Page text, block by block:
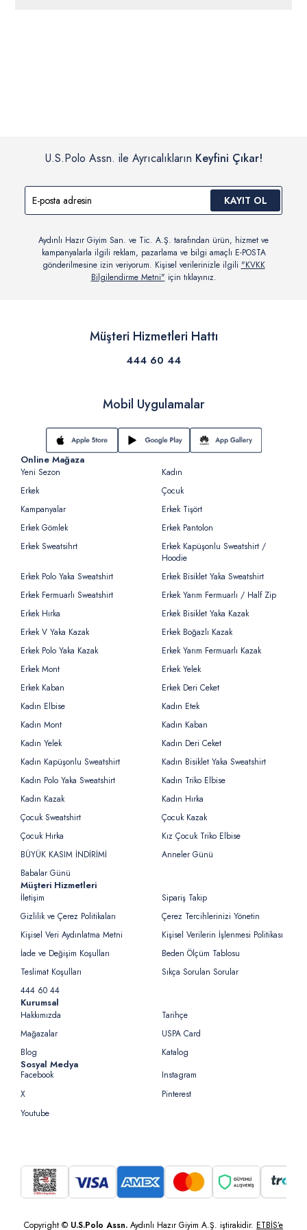
U.S.Polo Assn. ile Ayrıcalıkların Keyfini Çıkar!
KAYIT OL
Aydınlı Hazır Giyim San. ve Tic. A.Ş. tarafından ürün, hizmet ve
kampanyalarla ilgili reklam, pazarlama ve bilgi amaçlı E-POSTA
gönderilmesine izin veriyorum. Kişisel verilerinizle ilgili "KVKK
Bilgilendirme Metni" için tıklayınız.
Müşteri Hizmetleri Hattı
444 60 44
Mobil Uygulamalar
Online Mağaza
Yeni Sezon
Kadın
Erkek
Çocuk
Kampanyalar
Erkek Tişört
Erkek Gömlek
Erkek Pantolon
Erkek Sweatsihrt
Erkek Kapüşonlu Sweatshirt /
Hoodie
Erkek Polo Yaka Sweatshirt
Erkek Bisiklet Yaka Sweatshirt
Erkek Fermuarlı Sweatshirt
Erkek Yarım Fermuarlı / Half Zip
Erkek Hırka
Erkek Bisiklet Yaka Kazak
Erkek V Yaka Kazak
Erkek Boğazlı Kazak
Erkek Polo Yaka Kazak
Erkek Yarım Fermuarlı Kazak
Erkek Mont
Erkek Yelek
Erkek Kaban
Erkek Deri Ceket
Kadın Elbise
Kadın Etek
Kadın Mont
Kadın Kaban
Kadın Yelek
Kadın Deri Ceket
Kadın Kapüşonlu Sweatshirt
Kadın Bisiklet Yaka Sweatshirt
Kadın Polo Yaka Sweatshirt
Kadın Triko Elbise
Kadın Kazak
Kadın Hırka
Çocuk Sweatshirt
Çocuk Kazak
Çocuk Hırka
Kız Çocuk Triko Elbise
BÜYÜK KASIM İNDİRİMİ
Anneler Günü
Babalar Günü
Müşteri Hizmetleri
İletişim
Sipariş Takip
Gizlilik ve Çerez Politikaları
Çerez Tercihlerinizi Yönetin
Kişisel Veri Aydınlatma Metni
Kişisel Verilerin İşlenmesi Politikası
İade ve Değişim Koşulları
Beden Ölçüm Tablosu
Teslimat Koşulları
Sıkça Sorulan Sorular
444 60 44
Kurumsal
Hakkımızda
Tarihçe
Mağazalar
USPA Card
Blog
Katalog
Sosyal Medya
Facebook
Instagram
X
Pinterest
Youtube
Copyright © U.S.Polo Assn. Aydınlı Hazır Giyim A.Ş. iştirakidir. ETBİS’e